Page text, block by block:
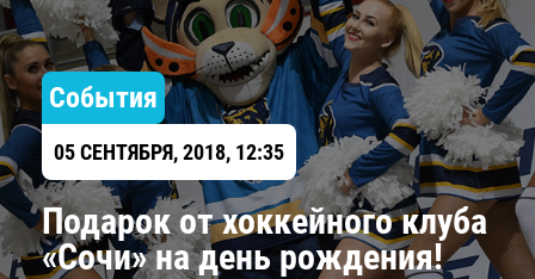
События
05 СЕНТЯБРЯ, 2018, 12:35
Подарок от хоккейного клуба
«Сочи» на день рождения!